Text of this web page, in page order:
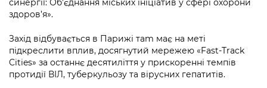
Вакансії
Статистика
Звернення громадян
Бізнес та ліцензування
Безпека та правопорядок
Ритуальні послуги
Відкритий бюджет
Допомога учасникам АТО
Рада з питань внутрішньо переміщених
Питання і відповіді про публічну
інформацію
Порядок оскарження рішень, дій чи
бездіяльності розпорядників інформації
Submitting a media request
Зйомки в лікарнях в умовах воєнного
стану / Rules for media coverage of
hospitals at work under martial law
синергії: Об’єднання міських ініціатив у сфері охорони
здоров’я».
Захід відбувається в Парижі таm має на меті
підкреслити вплив, досягнутий мережею «Fast-Track
Cities» за останнє десятиліття у прискоренні темпів
протидії ВІЛ, туберкульозу та вірусних гепатитів.